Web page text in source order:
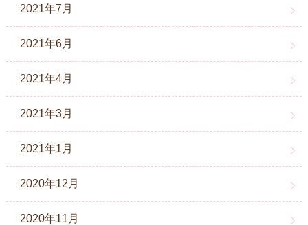
2021年7月
2021年6月
2021年4月
2021年3月
2021年1月
2020年12月
2020年11月